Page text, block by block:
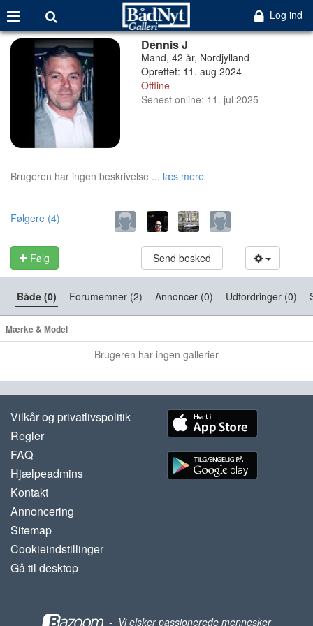
Log ind
Dennis J
Mand, 42 år, Nordjylland
Oprettet: 11. aug 2024
Offline
Senest online: 11. jul 2025
Brugeren har ingen beskrivelse ... læs mere
Følgere (4)
Følg Send besked
Både (0) Forumemner (2) Annoncer (0) Udfordringer (0)
Mærke & Model
Brugeren har ingen gallerier
Vilkår og privatlivspolitik
Regler
FAQ
Hjælpeadmins
Kontakt
Annoncering
Sitemap
Cookieindstillinger
Gå til desktop
- Vi elsker passionerede mennesker